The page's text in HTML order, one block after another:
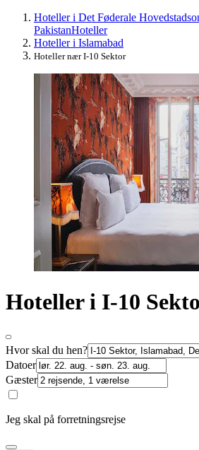
Hoteller i Det Føderale
PakistanHoteller
Hoteller i Islamabad
Hoteller nær I-10 Sektor
Hoteller i I-10
Hvor skal du hen?
Datoer
Gæster
Jeg skal på forretningsrejse